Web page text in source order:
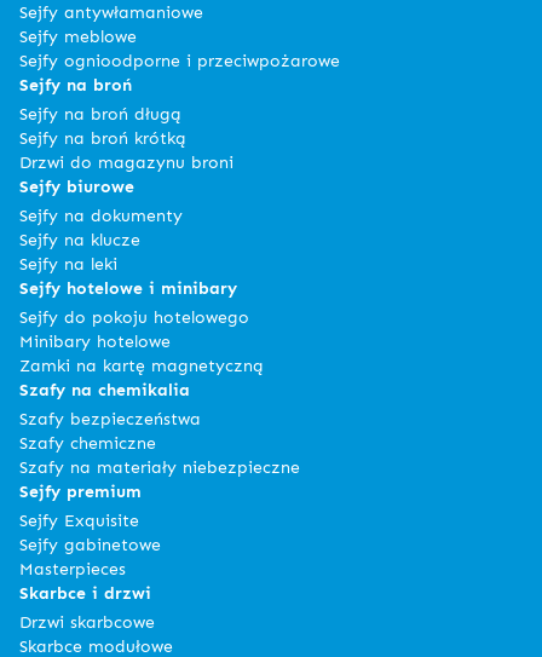
Sejfy antywłamaniowe
Sejfy meblowe
Sejfy ognioodporne i przeciwpożarowe
Sejfy na broń
Sejfy na broń długą
Sejfy na broń krótką
Drzwi do magazynu broni
Sejfy biurowe
Sejfy na dokumenty
Sejfy na klucze
Sejfy na leki
Sejfy hotelowe i minibary
Sejfy do pokoju hotelowego
Minibary hotelowe
Zamki na kartę magnetyczną
Szafy na chemikalia
Szafy bezpieczeństwa
Szafy chemiczne
Szafy na materiały niebezpieczne
Sejfy premium
Sejfy Exquisite
Sejfy gabinetowe
Masterpieces
Skarbce i drzwi
Drzwi skarbcowe
Skarbce modułowe